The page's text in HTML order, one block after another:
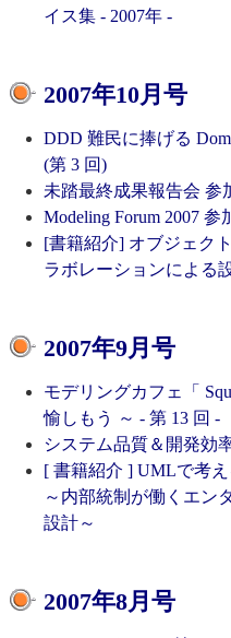
イス集 - 2007年 -
2007年10月号
DDD 難民に捧げる
(第 3 回)
未踏最終成果報告会 参
Modeling Forum 2007 参
[書籍紹介] オブジェク
ラボレーションによる
2007年9月号
モデリングカフェ「
愉しもう ～ - 第 13 回 -
システム品質＆開発効
[ 書籍紹介 ] UMLで考
～内部統制が働くエン
設計～
2007年8月号